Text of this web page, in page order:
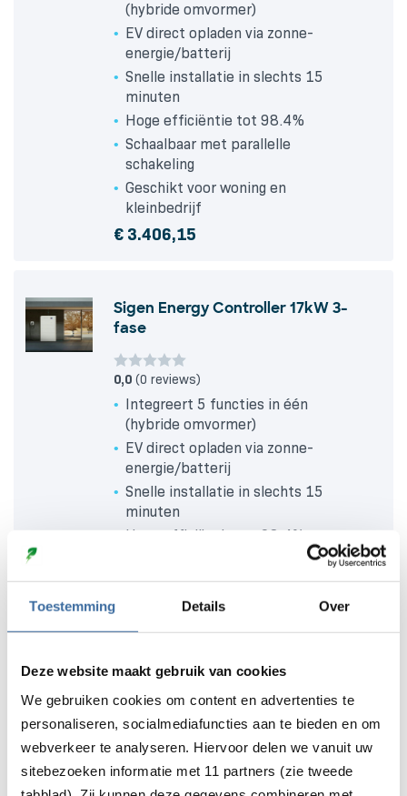
Toestemming Details Over
Deze website maakt gebruik van cookies
We gebruiken cookies om content en advertenties te
personaliseren, socialmediafuncties aan te bieden en om
webverkeer te analyseren. Hiervoor delen we vanuit uw
sitebezoeken informatie met 11 partners (zie tweede
(hybride omvormer)
EV direct opladen via zonne-
energie/batterij
Snelle installatie in slechts 15
minuten
Hoge efficiëntie tot 98.4%
Schaalbaar met parallelle
schakeling
Geschikt voor woning en
kleinbedrijf
€ 3.406,15
Sigen Energy Controller 17kW 3-
fase
0,0 (0 reviews)
Integreert 5 functies in één
(hybride omvormer)
EV direct opladen via zonne-
energie/batterij
Snelle installatie in slechts 15
minuten
Hoge efficiëntie tot 98.4%
schakeling
Geschikt voor woning en
Sigen Energy Controller 20kW
3-fase